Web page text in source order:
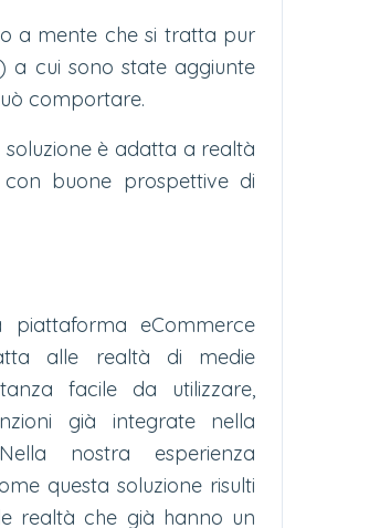
a mente che si tratta pur
a cui sono state aggiunte
comportare.
soluzione è adatta a realtà
buone prospettive di
piattaforma eCommerce
alle realtà di medie
facile da utilizzare,
già integrate nella
nostra esperienza
questa soluzione risulti
realtà che già hanno un